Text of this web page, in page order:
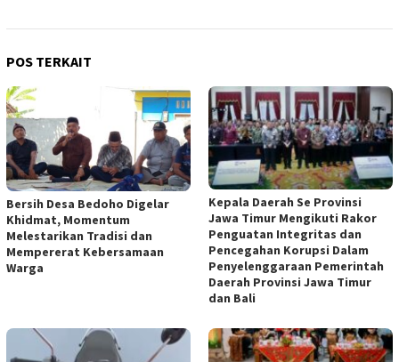
POS TERKAIT
Bersih Desa Bedoho Digelar
Khidmat, Momentum
Melestarikan Tradisi dan
Mempererat Kebersamaan
Warga
Kepala Daerah Se Provinsi
Jawa Timur Mengikuti Rakor
Penguatan Integritas dan
Pencegahan Korupsi Dalam
Penyelenggaraan Pemerintah
Daerah Provinsi Jawa Timur
dan Bali